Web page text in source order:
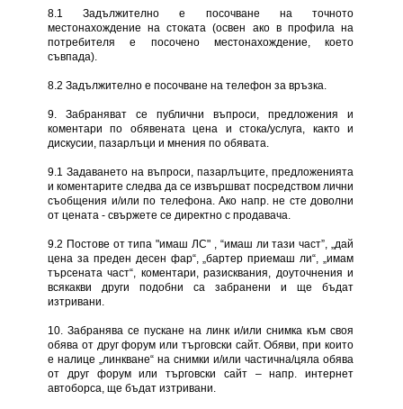
8.1 Задължително е посочване на точното
местонахождение на стоката (освен ако в профила на
потребителя е посочено местонахождение, което
съвпада).
8.2 Задължително е посочване на телефон за връзка.
9. Забраняват се публични въпроси, предложения и
коментари по обявената цена и стока/услуга, както и
дискусии, пазарлъци и мнения по обявата.
9.1 Задаването на въпроси, пазарлъците, предложенията
и коментарите следва да се извършват посредством лични
съобщения и/или по телефона. Ако напр. не сте доволни
от цената - свържете се директно с продавача.
9.2 Постове от типа "имаш ЛС" , “имаш ли тази част”, „дай
цена за преден десен фар“, „бартер приемаш ли“, „имам
търсената част“, коментари, разисквания, доуточнения и
всякакви други подобни са забранени и ще бъдат
изтривани.
10. Забранява се пускане на линк и/или снимка към своя
обява от друг форум или търговски сайт. Обяви, при които
е налице „линкване“ на снимки и/или частична/цяла обява
от друг форум или търговски сайт – напр. интернет
автоборса, ще бъдат изтривани.